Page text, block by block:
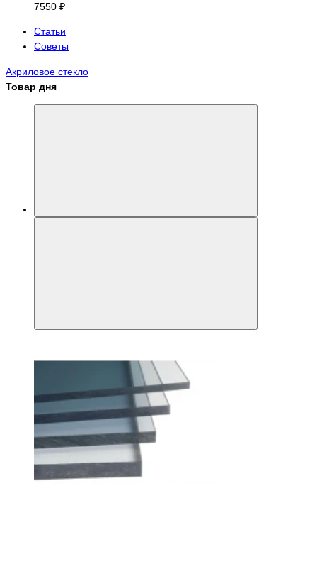
7550 ₽
Статьи
Советы
Акриловое стекло
Товар дня